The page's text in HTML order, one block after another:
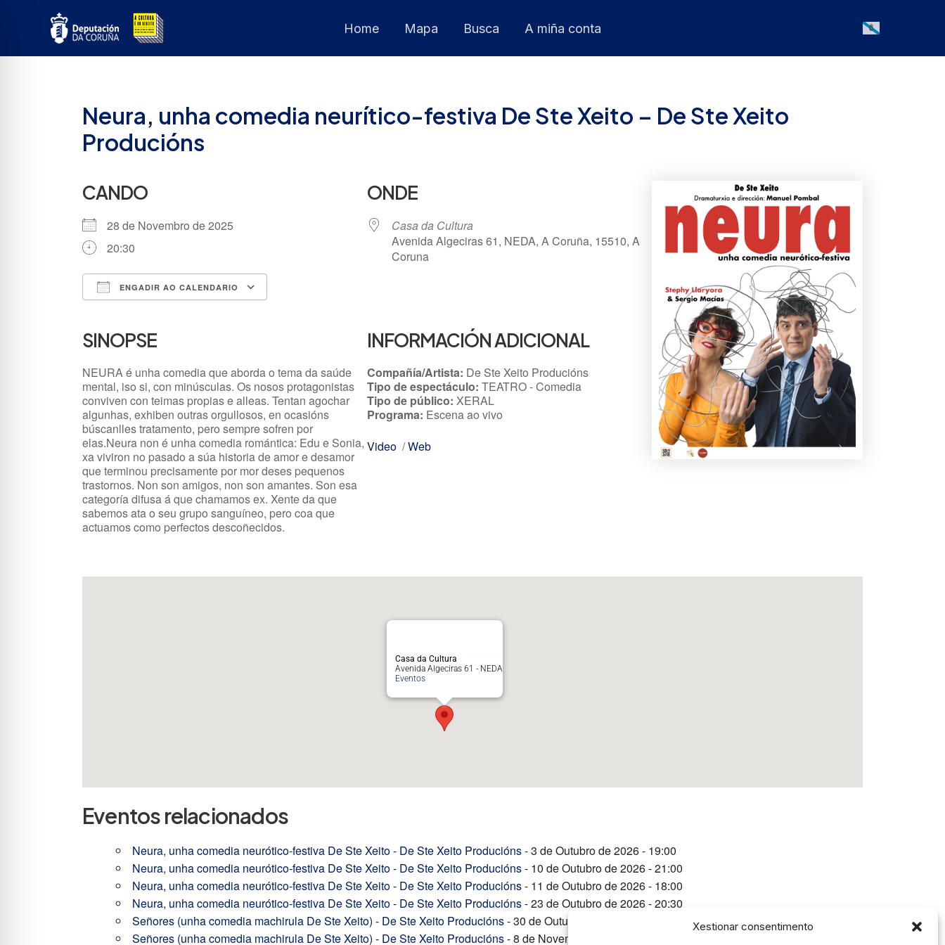
Xestionar consentimento
Home Mapa Busca A miña conta
Galician
Neura, unha comedia neurítico-festiva De Ste Xeito – De Ste Xeito
Producións
CANDO
28 de Novembro de 2025
20:30
ENGADIR AO CALENDARIO
Office 365 Outlook Live
ONDE
Casa da Cultura
Avenida Algeciras 61, NEDA, A Coruña, 15510, A
Coruna
SINOPSE
NEURA é unha comedia que aborda o tema da saúde
mental, iso si, con minúsculas. Os nosos protagonistas
conviven con teimas propias e alleas. Tentan agochar
algunhas, exhiben outras orgullosos, en ocasións
búscanlles tratamento, pero sempre sofren por
elas.Neura non é unha comedia romántica: Edu e Sonia,
xa viviron no pasado a súa historia de amor e desamor
que terminou precisamente por mor deses pequenos
trastornos. Non son amigos, non son amantes. Son esa
categoría difusa á que chamamos ex. Xente da que
sabemos ata o seu grupo sanguíneo, pero coa que
actuamos como perfectos descoñecidos.
INFORMACIÓN ADICIONAL
Compañía/Artista: De Ste Xeito Producións
Tipo de espectáculo: TEATRO - Comedia
Tipo de público: XERAL
Programa: Escena ao vivo
Video /Web
Casa da Cultura
Avenida Algeciras 61 - NEDA
Eventos
Eventos relacionados
Neura, unha comedia neurótico-festiva De Ste Xeito - De Ste Xeito Producións- 3 de Outubro de 2026 - 19:00
Neura, unha comedia neurótico-festiva De Ste Xeito - De Ste Xeito Producións- 10 de Outubro de 2026 - 21:00
Neura, unha comedia neurótico-festiva De Ste Xeito - De Ste Xeito Producións- 11 de Outubro de 2026 - 18:00
Neura, unha comedia neurótico-festiva De Ste Xeito - De Ste Xeito Producións- 23 de Outubro de 2026 - 20:30
Señores (unha comedia machirula De Ste Xeito) - De Ste Xeito Producións- 30 de Outubro de 2026 - 21:00
Señores (unha comedia machirula De Ste Xeito) - De Ste Xeito Producións- 8 de Novembro de 2026 - 19:00